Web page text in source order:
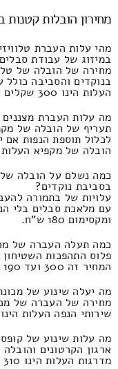
מחירון הובלות קטנות
במיזוג של עבודת
מחירה של הובלה של
בנוקדים והסביבה כולל
העלות הינו 300 שקלים חדשים ולכל היותר 180 ₪.
מה עלות העברת מצננים
תעריף של הובלה של
לכלול תוספת הנפות אם
הובלה של מקפיא העלות הוא 390 ולכל היותר
כמה נשלם על הובלה
בסביבת נוקדים?
עלויות של בתמורה
ומקסימום 180 ש"ח.
כמה תעלה העברה של
פלוס התהפכות
המחיר זה 300 ועד 190 שקלים.
מה יעלה שינוע של
מחירה של העברה של
שירותי הנפה העלות הינו 330 ועד 170 שקל.
מה עלות שינוע של
ארגון הקרטונים
מדרגות העלות הינו 310 ומקסימום 180 שקלים.